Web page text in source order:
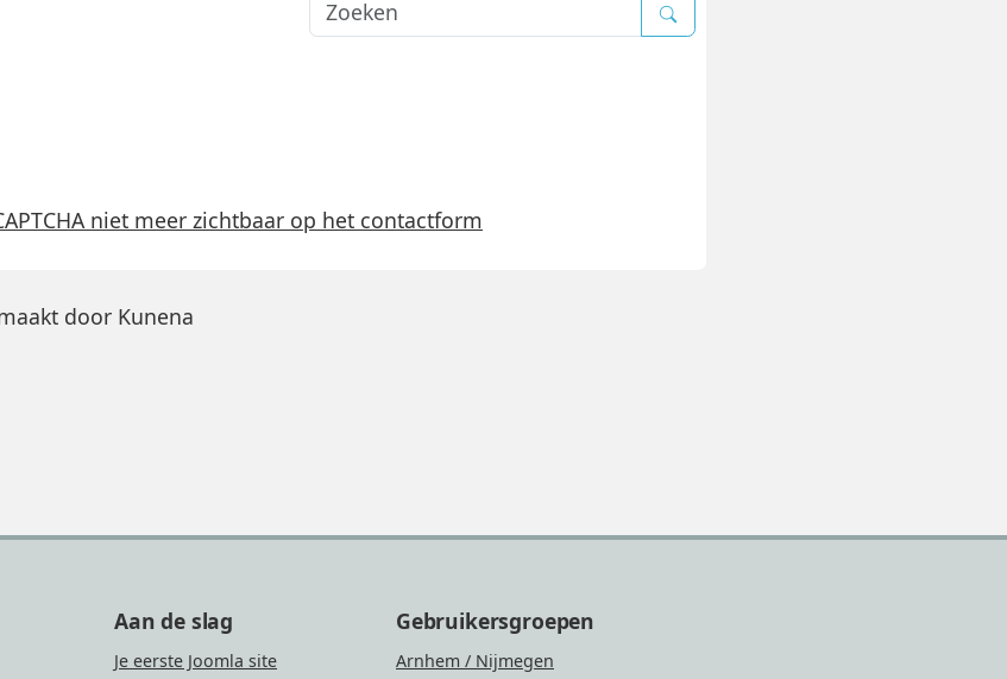
niet meer zichtbaar op het contactform
door Kunena
Aan de slag
Je eerste Joomla site
Gebruikersgroepen
Arnhem / Nijmegen